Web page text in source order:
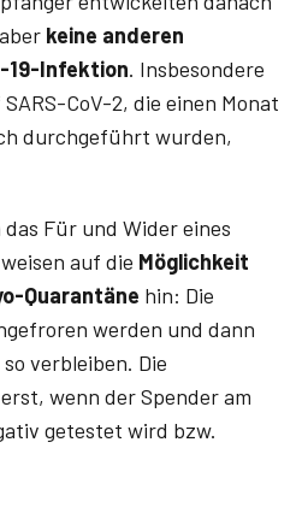
keine anderen
19-Infektion. Insbesondere
CoV-2, die einen Monat
durchgeführt wurden,
Für und Wider eines
auf die Möglichkeit
Quarantäne hin: Die
werden und dann
verbleiben. Die
wenn der Spender am
getestet wird bzw.